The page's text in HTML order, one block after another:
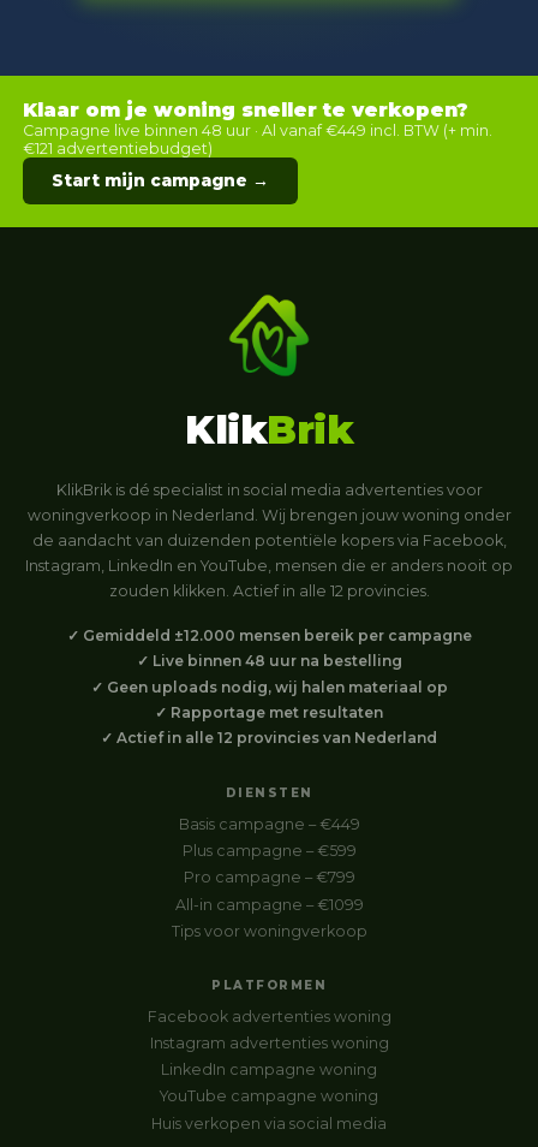
Klaar om je woning sneller te verkopen?
Campagne live binnen 48 uur · Al vanaf €449 incl. BTW (+ min.
€121 advertentiebudget)
Start mijn campagne →
KlikBrik
KlikBrik is dé specialist in social media advertenties voor
woningverkoop in Nederland. Wij brengen jouw woning onder
de aandacht van duizenden potentiële kopers via Facebook,
Instagram, LinkedIn en YouTube, mensen die er anders nooit op
zouden klikken. Actief in alle 12 provincies.
✓ Gemiddeld ±12.000 mensen bereik per campagne
✓ Live binnen 48 uur na bestelling
✓ Geen uploads nodig, wij halen materiaal op
✓ Rapportage met resultaten
✓ Actief in alle 12 provincies van Nederland
DIENSTEN
Basis campagne – €449
Plus campagne – €599
Pro campagne – €799
All-in campagne – €1099
Tips voor woningverkoop
PLATFORMEN
Facebook advertenties woning
Instagram advertenties woning
LinkedIn campagne woning
YouTube campagne woning
Huis verkopen via social media